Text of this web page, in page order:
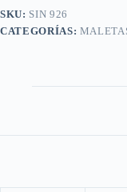
SKU: SIN 926
CATEGORÍAS: